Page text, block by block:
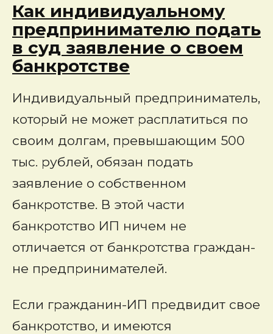
Как индивидуальному
предпринимателю подать
в суд заявление о своем
банкротстве
Индивидуальный предприниматель,
который не может расплатиться по
своим долгам, превышающим 500
тыс. рублей, обязан подать
заявление о собственном
банкротстве. В этой части
банкротство ИП ничем не
отличается от банкротства граждан-
не предпринимателей.
Если гражданин-ИП предвидит свое
банкротство, и имеются